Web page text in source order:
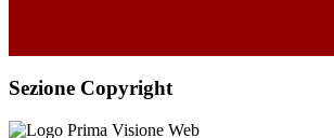
Sezione Copyright